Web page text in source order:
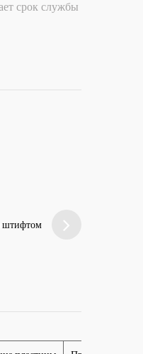
срок службы
штифтом